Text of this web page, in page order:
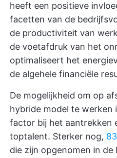
heeft een positieve
facetten van de
de productiviteit van
de voetafdruk van het
optimaliseert het
de algehele financiële
De mogelijkheid om op
hybride model te werken
factor bij het aantrekken
toptalent. Sterker nog,
die zijn opgenomen in de